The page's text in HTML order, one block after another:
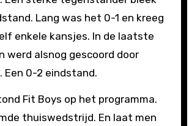
Lang was het 0-1 en kreeg
enkele kansjes. In de laatste
werd alsnog gescoord door
Een 0-2 eindstand.
Fit Boys op het programma.
thuiswedstrijd. En laat men